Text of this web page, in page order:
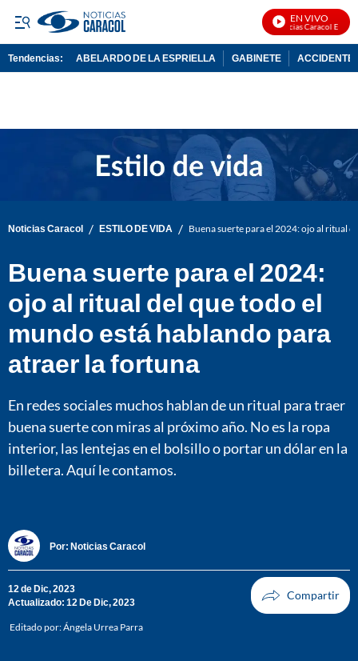
EN VIVO
Noticias Caracol En Vivo
Tendencias: ABELARDO DE LA ESPRIELLA GABINETE ACCIDENTE
Noticias Caracol / ESTILO DE VIDA / Buena suerte para el 2024: ojo al ritual
Buena suerte para el 2024:
ojo al ritual del que todo el
mundo está hablando para
atraer la fortuna
En redes sociales muchos hablan de un ritual para traer
buena suerte con miras al próximo año. No es la ropa
interior, las lentejas en el bolsillo o portar un dólar en la
billetera. Aquí le contamos.
Por: Noticias Caracol
12 de Dic, 2023
Actualizado: 12 De Dic, 2023
Editado por:Ángela Urrea Parra